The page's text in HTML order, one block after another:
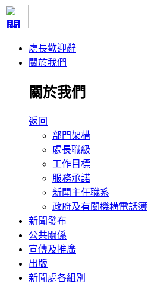
處長歡迎辭
關於我們
關於我們
返回
部門架構
處長職級
工作目標
服務承諾
新聞主任職系
政府及有關機構電話簿
新聞發布
公共關係
宣傳及推廣
出版
新聞處各組別